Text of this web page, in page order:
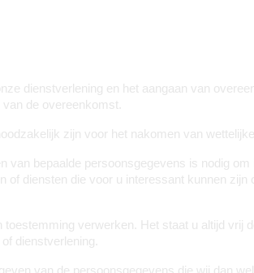
dienstverlening en het aangaan van
de overeenkomst.
zijn voor het nakomen van
bepaalde persoonsgegevens is nodig
of diensten die voor u interessant kunnen
verwerken. Het staat u altijd vrij
dienstverlening.